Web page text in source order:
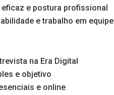
e postura profissional
e trabalho em equipe
na Era Digital
e objetivo
e online